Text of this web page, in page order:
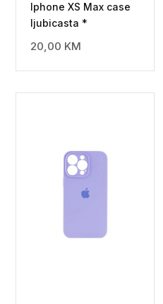
Iphone XS Max case
ljubicasta *
20,00 KM